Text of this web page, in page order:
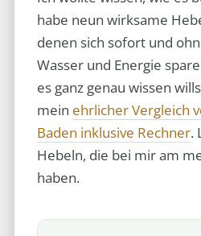
habe neun wirksame
denen sich sofort und
Wasser und Energie
es ganz genau wissen
mein ehrlicher Vergleich
Baden inklusive Rechner.
Hebeln, die bei mir am
haben.